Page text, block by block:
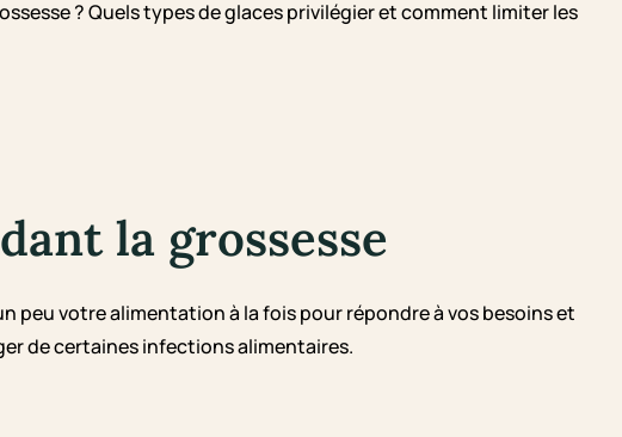
? Quels types de glaces privilégier et comment limiter les
la grossesse
peu votre alimentation à la fois pour répondre à vos besoins et
de certaines infections alimentaires.